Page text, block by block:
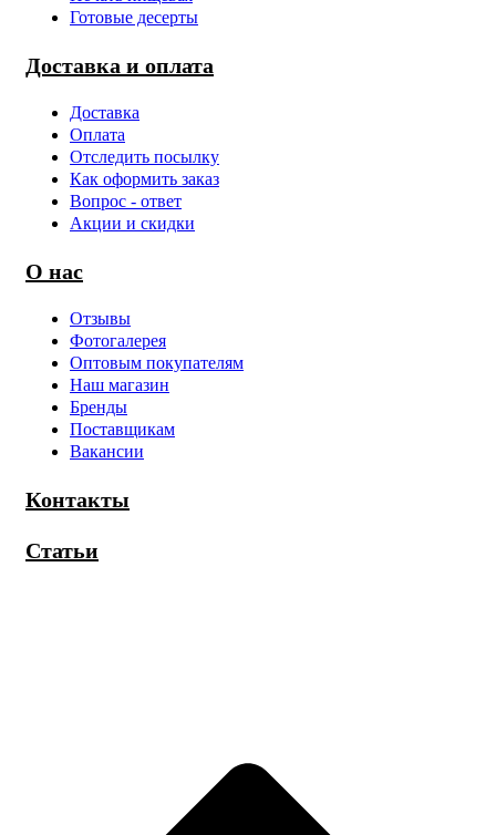
Готовые десерты
Доставка и оплата
Доставка
Оплата
Отследить посылку
Как оформить заказ
Вопрос - ответ
Акции и скидки
О нас
Отзывы
Фотогалерея
Оптовым покупателям
Наш магазин
Бренды
Поставщикам
Вакансии
Контакты
Статьи